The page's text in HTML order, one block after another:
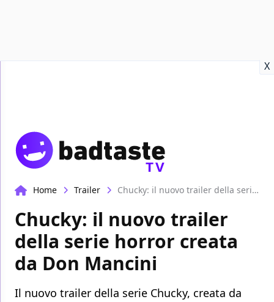
X
TV
Home Trailer Chucky: il nuovo trailer della serie horror creata da Don Mancini
Chucky: il nuovo trailer
della serie horror creata
da Don Mancini
Il nuovo trailer della serie Chucky, creata da